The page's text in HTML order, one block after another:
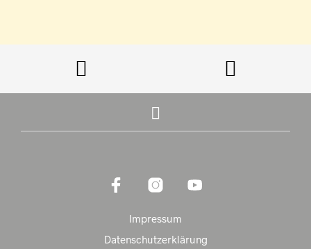
Impressum
Datenschutzerklärung